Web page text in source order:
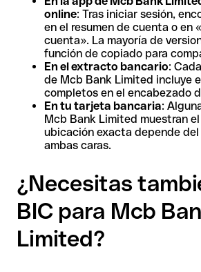
online: Tras iniciar sesión,
en el resumen de cuenta o en
cuenta». La mayoría de
función de copiado para
En el extracto bancario:
de Mcb Bank Limited incluye
completos en el encabezado
En tu tarjeta bancaria:
Mcb Bank Limited muestran
ubicación exacta depende del
ambas caras.
¿Necesitas
BIC para Mcb
Limited?